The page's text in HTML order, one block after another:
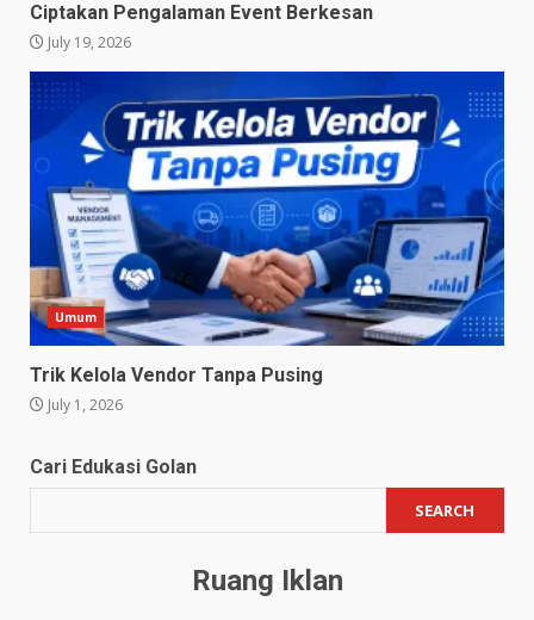
Ciptakan Pengalaman Event Berkesan
July 19, 2026
Umum
Trik Kelola Vendor Tanpa Pusing
July 1, 2026
Cari Edukasi Golan
SEARCH
Ruang Iklan